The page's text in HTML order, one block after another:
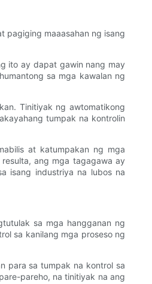
pagiging maaasahan ng isang
ito ay dapat gawin nang may
sa mga kawalan ng
Tinitiyak ng awtomatikong
tumpak na kontrolin
at katumpakan ng mga
ang mga tagagawa ay
isang industriya na lubos na
sa mga hangganan ng
sa kanilang mga proseso ng
para sa tumpak na kontrol sa
pareho, na tinitiyak na ang